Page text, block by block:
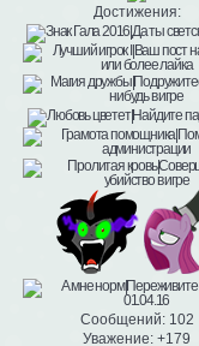
Достижения:
Сообщений:102
Уважение: +179